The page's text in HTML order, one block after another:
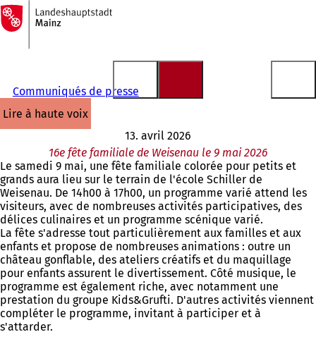
Accéder au contenu
Vers
la
page
d'accueil
Communiqués de presse
lire à haute voix
13. avril 2026
16e fête familiale de Weisenau le 9 mai 2026
Le samedi 9 mai, une fête familiale colorée pour petits et
grands aura lieu sur le terrain de l'école Schiller de
Weisenau. De 14h00 à 17h00, un programme varié attend les
visiteurs, avec de nombreuses activités participatives, des
délices culinaires et un programme scénique varié.
La fête s'adresse tout particulièrement aux familles et aux
enfants et propose de nombreuses animations : outre un
château gonflable, des ateliers créatifs et du maquillage
pour enfants assurent le divertissement. Côté musique, le
programme est également riche, avec notamment une
prestation du groupe Kids&Grufti. D'autres activités viennent
compléter le programme, invitant à participer et à
s'attarder.